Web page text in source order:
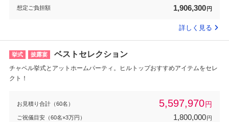
想定ご負担額 1,906,300 円
詳しく見る
挙式 披露宴 ベストセレクション
チャペル挙式とアットホームパーティ。ヒルトップおすすめアイテムをセレ
クト！
お見積り合計（60名） 5,597,970円
ご祝儀目安（60名×3万円） 1,800,000円